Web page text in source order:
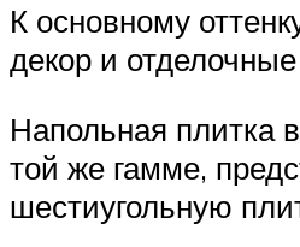
К основному
декор и
Напольная плитка
той же гамме,
шестиугольную